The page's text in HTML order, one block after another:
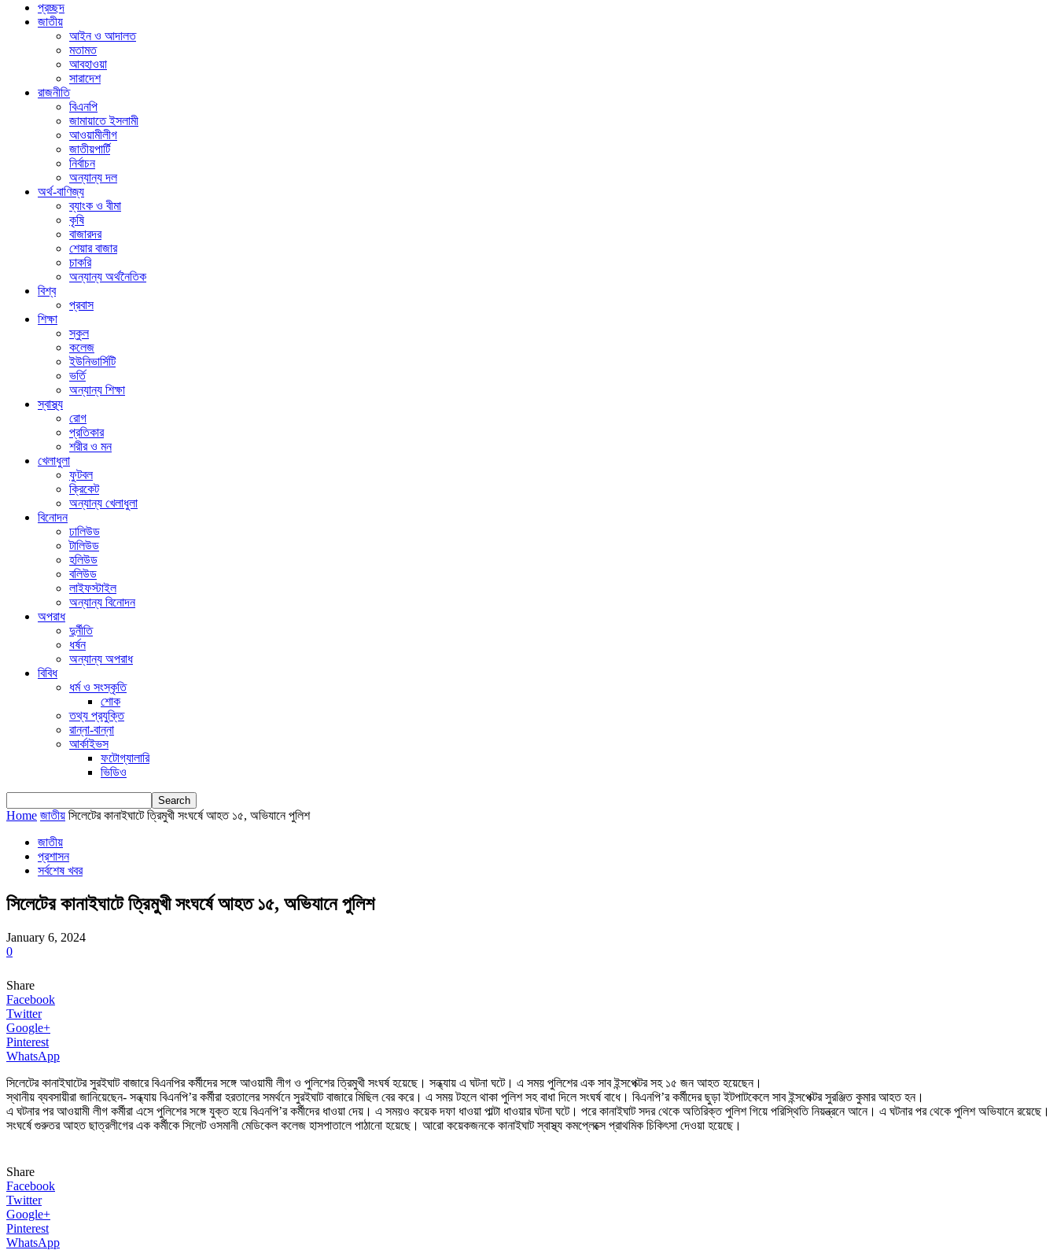
প্রচ্ছদ
জাতীয়
আইন ও আদালত
মতামত
আবহাওয়া
সারাদেশ
রাজনীতি
বিএনপি
জামায়াতে ইসলামী
আওয়ামীলীগ
জাতীয়পার্টি
নির্বাচন
অন্যান্য দল
অর্থ-বাণিজ্য
ব্যাংক ও বীমা
কৃষি
বাজারদর
শেয়ার বাজার
চাকরি
অন্যান্য অর্থনৈতিক
বিশ্ব
প্রবাস
শিক্ষা
স্কুল
কলেজ
ইউনিভার্সিটি
ভর্তি
অন্যান্য শিক্ষা
স্বাস্থ্য
রোগ
প্রতিকার
শরীর ও মন
খেলাধুলা
ফুটবল
ক্রিকেট
অন্যান্য খেলাধুলা
বিনোদন
ঢালিউড
টালিউড
হলিউড
বলিউড
লাইফস্টাইল
অন্যান্য বিনোদন
অপরাধ
দুর্নীতি
ধর্ষন
অন্যান্য অপরাধ
বিবিধ
ধর্ম ও সংস্কৃতি
শোক
তথ্য প্রযুক্তি
রান্না-বান্না
আর্কাইভস
ফটোগ্যালারি
ভিডিও
Home জাতীয় সিলেটের কানাইঘাটে ত্রিমুখী সংঘর্ষে আহত ১৫, অভিযানে পুলিশ
জাতীয়
প্রশাসন
সর্বশেষ খবর
সিলেটের কানাইঘাটে ত্রিমুখী সংঘর্ষে আহত ১৫, অভিযানে পুলিশ
January 6, 2024
0
Share
Facebook
Twitter
Google+
Pinterest
WhatsApp
সিলেটের কানাইঘাটের সুরইঘাট বাজারে বিএনপির কর্মীদের সঙ্গে আওয়ামী লীগ ও পুলিশের ত্রিমুখী সংঘর্ষ হয়েছে। সন্ধ্যায় এ ঘটনা ঘটে। এ সময় পুলিশের এক সাব ইন্সপেক্টর সহ ১৫ জন আহত হয়েছেন।
স্থানীয় ব্যবসায়ীরা জানিয়েছেন- সন্ধ্যায় বিএনপি’র কর্মীরা হরতালের সমর্থনে সুরইঘাট বাজারে মিছিল বের করে। এ সময় টহলে থাকা পুলিশ সহ বাধা দিলে সংঘর্ষ বাধে। বিএনপি’র কর্মীদের ছুড়া ইটপাটকেলে সাব ইন্সপেক্টর সুরঞ্জিত কুমার আহত হন।
এ ঘটনার পর আওয়ামী লীগ কর্মীরা এসে পুলিশের সঙ্গে যুক্ত হয়ে বিএনপি’র কর্মীদের ধাওয়া দেয়। এ সময়ও কয়েক দফা ধাওয়া পাল্টা ধাওয়ার ঘটনা ঘটে। পরে কানাইঘাট সদর থেকে অতিরিক্ত পুলিশ গিয়ে পরিস্থিতি নিয়ন্ত্রনে আনে। এ ঘটনার পর থেকে পুলিশ অভিযানে রয়েছে।
সংঘর্ষে গুরুতর আহত ছাত্রলীগের এক কর্মীকে সিলেট ওসমানী মেডিকেল কলেজ হাসপাতালে পাঠানো হয়েছে। আরো কয়েকজনকে কানাইঘাট স্বাস্থ্য কমপ্লেক্সে প্রাথমিক চিকিৎসা দেওয়া হয়েছে।
Share
Facebook
Twitter
Google+
Pinterest
WhatsApp